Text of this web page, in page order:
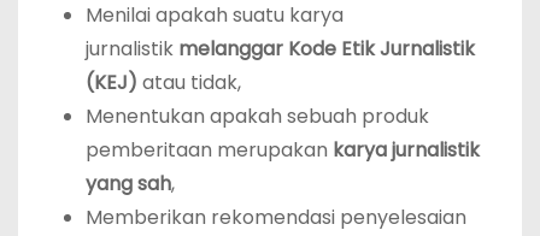
Menilai apakah suatu karya
jurnalistik melanggar Kode Etik Jurnalistik
(KEJ) atau tidak,
Menentukan apakah sebuah produk
pemberitaan merupakan karya jurnalistik
yang sah,
Memberikan rekomendasi penyelesaian